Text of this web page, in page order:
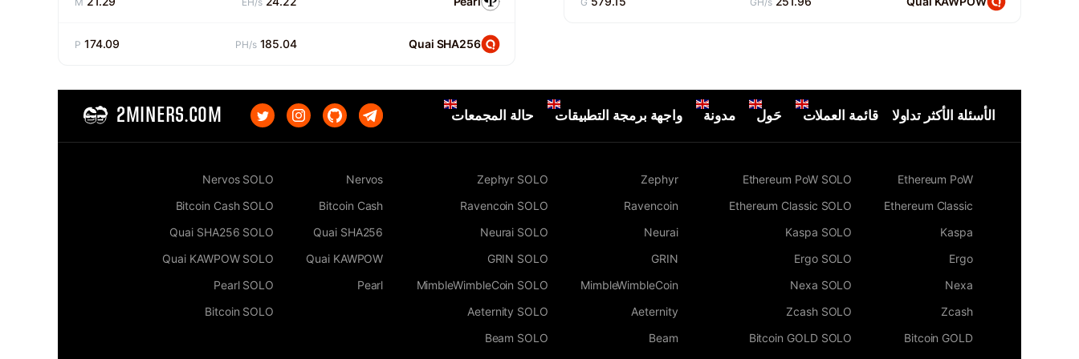
Quai SHA256
185.04
PH/s
174.09
P
2MINERS.COM حالة المجمعات واجهة برمجة التطبيقات مدونة حَول قائمة العملات الأسئلة الأكثر تداولا
Ethereum PoW
Ethereum Classic
Kaspa
Ergo
Nexa
Zcash
Bitcoin GOLD
Ethereum PoW SOLO
Ethereum Classic SOLO
Kaspa SOLO
Ergo SOLO
Nexa SOLO
Zcash SOLO
Bitcoin GOLD SOLO
Zephyr
Ravencoin
Neurai
GRIN
MimbleWimbleCoin
Aeternity
Beam
Zephyr SOLO
Ravencoin SOLO
Neurai SOLO
GRIN SOLO
MimbleWimbleCoin SOLO
Aeternity SOLO
Beam SOLO
Nervos
Bitcoin Cash
Quai SHA256
Quai KAWPOW
Pearl
Nervos SOLO
Bitcoin Cash SOLO
Quai SHA256 SOLO
Quai KAWPOW SOLO
Pearl SOLO
Bitcoin SOLO